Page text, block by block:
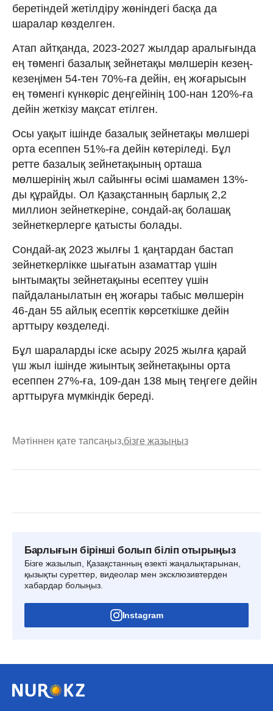
беретіндей жетілдіру жөніндегі басқа да
шаралар көзделген.
Атап айтқанда, 2023-2027 жылдар аралығында
ең төменгі базалық зейнетақы мөлшерін кезең-
кезеңімен 54-тен 70%-ға дейін, ең жоғарысын
ең төменгі күнкөріс деңгейінің 100-нан 120%-ға
дейін жеткізу мақсат етілген.
Осы уақыт ішінде базалық зейнетақы мөлшері
орта есеппен 51%-ға дейін көтеріледі. Бұл
ретте базалық зейнетақының орташа
мөлшерінің жыл сайынғы өсімі шамамен 13%-
ды құрайды. Ол Қазақстанның барлық 2,2
миллион зейнеткеріне, сондай-ақ болашақ
зейнеткерлерге қатысты болады.
Сондай-ақ 2023 жылғы 1 қаңтардан бастап
зейнеткерлікке шығатын азаматтар үшін
ынтымақты зейнетақыны есептеу үшін
пайдаланылатын ең жоғары табыс мөлшерін
46-дан 55 айлық есептік көрсеткішке дейін
арттыру көзделеді.
Бұл шараларды іске асыру 2025 жылға қарай
үш жыл ішінде жиынтық зейнетақыны орта
есеппен 27%-ға, 109-дан 138 мың теңгеге дейін
арттыруға мүмкіндік береді.
Мәтіннен қате тапсаңыз,бізге жазыңыз
Барлығын бірінші болып біліп отырыңыз
Бізге жазылып, Қазақстанның өзекті жаңалықтарынан,
қызықты суреттер, видеолар мен эксклюзивтерден
хабардар болыңыз.
Instagram